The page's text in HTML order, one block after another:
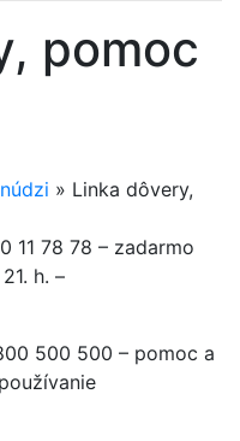
pomoc
» Linka dôvery,
11 78 78 – zadarmo
h. –
500 500 – pomoc a